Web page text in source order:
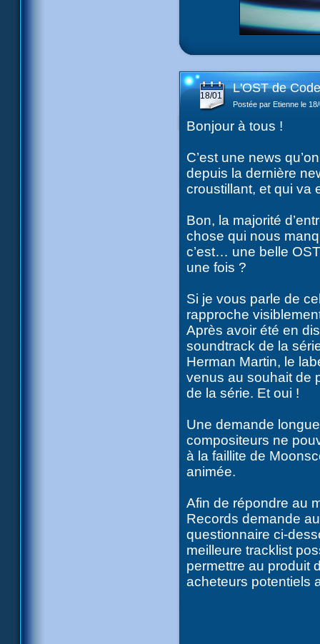
18/01
L'OST de
Postée par Etienne le
Bonjour à tous !
C’est une news
depuis la dernière
croustillant, et qui va
Bon, la majorité
chose qui nous
c’est… une belle
une fois ?
Si je vous parle de
rapproche
Après avoir été en
soundtrack de la
Herman Martin, le
venus au souhait de
de la série. Et oui !
Une demande
compositeurs ne
à la faillite de
animée.
Afin de répondre au
Records demande
questionnaire ci-
meilleure tracklist
permettre au produit
acheteurs potentiels